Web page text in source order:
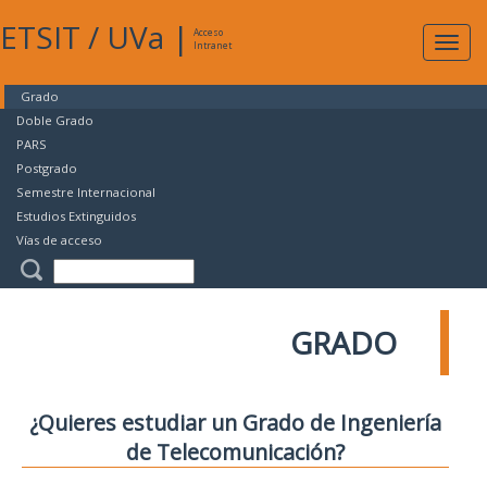
ETSIT / UVa |
Acceso
Intranet
Grado
Doble Grado
PARS
Postgrado
Semestre Internacional
Estudios Extinguidos
Vías de acceso
GRADO
¿Quieres estudiar un Grado de Ingeniería
de Telecomunicación?